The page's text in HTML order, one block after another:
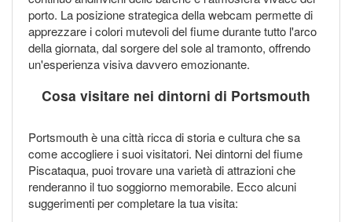
porto. La posizione strategica della webcam permette di
apprezzare i colori mutevoli del fiume durante tutto l'arco
della giornata, dal sorgere del sole al tramonto, offrendo
un'esperienza visiva davvero emozionante.
Cosa visitare nei dintorni di Portsmouth
Portsmouth è una città ricca di storia e cultura che sa
come accogliere i suoi visitatori. Nei dintorni del fiume
Piscataqua, puoi trovare una varietà di attrazioni che
renderanno il tuo soggiorno memorabile. Ecco alcuni
suggerimenti per completare la tua visita: